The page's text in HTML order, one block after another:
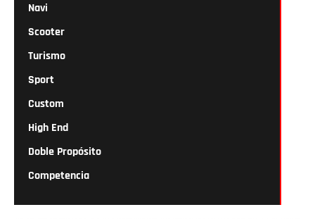
Navi
Scooter
Turismo
Sport
Custom
High End
Doble Propósito
Competencia